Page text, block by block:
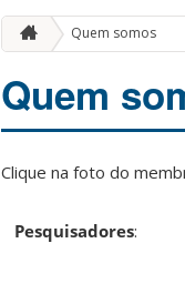
Quem somos
Quem
Clique na foto do
Pesquisadores: